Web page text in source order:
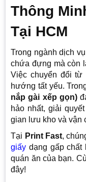
Thông
Tại HCM
Trong ngành dịch
chứa đựng mà còn
Việc chuyển đổi từ
hướng tất yếu.
nắp gài xếp gọn)
hảo nhất, giải
gian lưu kho và vận
Tại Print Fast,
giấy dạng gấp chất
quán ăn của bạn.
đây!